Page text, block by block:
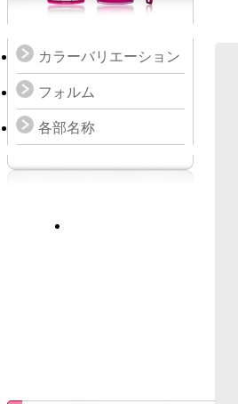
カラーバリエーション
フォルム
各部名称